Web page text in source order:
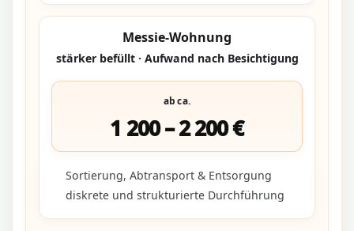
Messie-Wohnung
stärker befüllt · Aufwand nach Besichtigung
ab ca.
1 200 – 2 200 €
Sortierung, Abtransport & Entsorgung
diskrete und strukturierte Durchführung